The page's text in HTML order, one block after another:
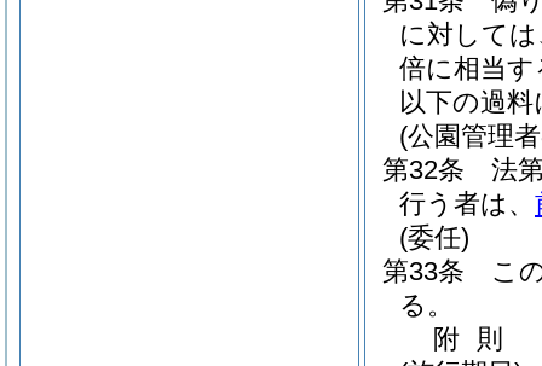
に対して
倍に相当
以下の過
(公園管理
第32条
法
行う者は、
(委任)
第33条
こ
る。
附 則